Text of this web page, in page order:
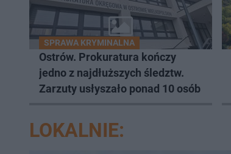
SPRAWA KRYMINALNA
Ostrów. Prokuratura kończy
jedno z najdłuższych śledztw.
Zarzuty usłyszało ponad 10 osób
LOKALNIE: